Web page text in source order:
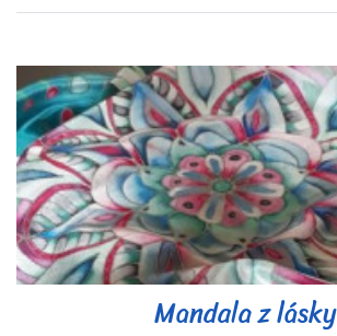
Mandala z lásky